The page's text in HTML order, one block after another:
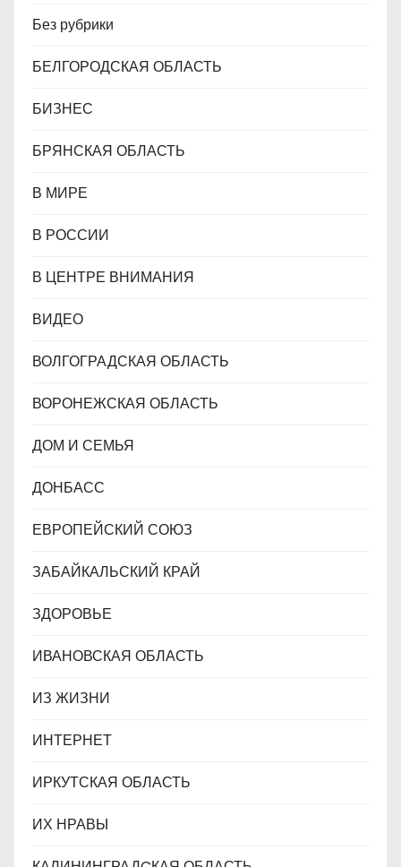
Без рубрики
БЕЛГОРОДСКАЯ ОБЛАСТЬ
БИЗНЕС
БРЯНСКАЯ ОБЛАСТЬ
В МИРЕ
В РОССИИ
В ЦЕНТРЕ ВНИМАНИЯ
ВИДЕО
ВОЛГОГРАДСКАЯ ОБЛАСТЬ
ВОРОНЕЖСКАЯ ОБЛАСТЬ
ДОМ И СЕМЬЯ
ДОНБАСС
ЕВРОПЕЙСКИЙ СОЮЗ
ЗАБАЙКАЛЬСКИЙ КРАЙ
ЗДОРОВЬЕ
ИВАНОВСКАЯ ОБЛАСТЬ
ИЗ ЖИЗНИ
ИНТЕРНЕТ
ИРКУТСКАЯ ОБЛАСТЬ
ИХ НРАВЫ